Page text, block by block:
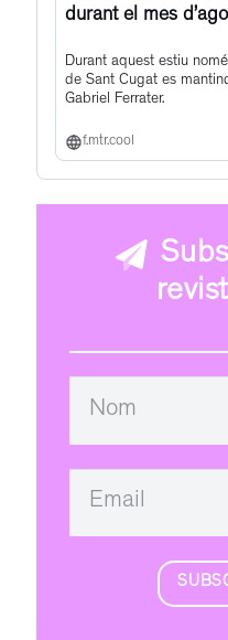
durant el mes
Durant aquest estiu
de Sant Cugat es
Gabriel Ferrater.
f.mtr.cool